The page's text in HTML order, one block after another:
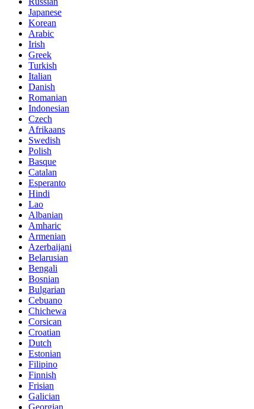
Japanese
Korean
Arabic
Irish
Greek
Turkish
Italian
Danish
Romanian
Indonesian
Czech
Afrikaans
Swedish
Polish
Basque
Catalan
Esperanto
Hindi
Lao
Albanian
Amharic
Armenian
Azerbaijani
Belarusian
Bengali
Bosnian
Bulgarian
Cebuano
Chichewa
Corsican
Croatian
Dutch
Estonian
Filipino
Finnish
Frisian
Galician